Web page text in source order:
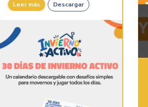
Leer más Descargar